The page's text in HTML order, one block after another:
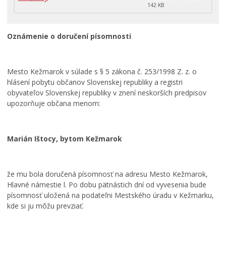
Školstvo
Zamestnanie v samospráve
142 KB
Oznámenie o doručení písomnosti
Mesto Kežmarok v súlade s § 5 zákona č. 253/1998 Z. z. o
hlásení pobytu občanov Slovenskej republiky a registri
obyvateľov Slovenskej republiky v znení neskorších predpisov
upozorňuje občana menom:
Marián Ištocy, bytom Kežmarok
že mu bola doručená písomnosť na adresu Mesto Kežmarok,
Hlavné námestie l. Po dobu pätnástich dní od vyvesenia bude
písomnosť uložená na podateľni Mestského úradu v Kežmarku,
kde si ju môžu prevziať.